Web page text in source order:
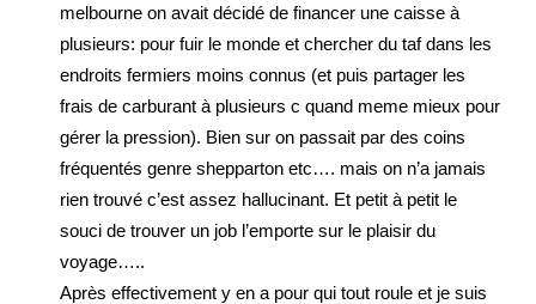
melbourne on avait décidé de financer une caisse à
plusieurs: pour fuir le monde et chercher du taf dans les
endroits fermiers moins connus (et puis partager les
frais de carburant à plusieurs c quand meme mieux pour
gérer la pression). Bien sur on passait par des coins
fréquentés genre shepparton etc…. mais on n’a jamais
rien trouvé c’est assez hallucinant. Et petit à petit le
souci de trouver un job l’emporte sur le plaisir du
voyage…..
Après effectivement y en a pour qui tout roule et je suis